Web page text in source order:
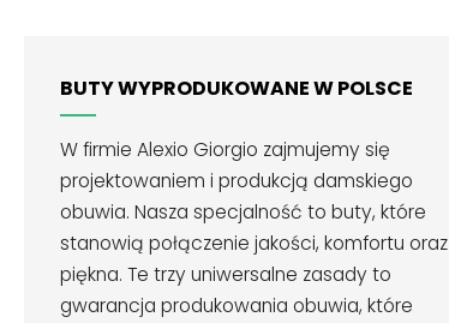
BUTY WYPRODUKOWANE W POLSCE
W firmie Alexio Giorgio zajmujemy się
projektowaniem i produkcją damskiego
obuwia. Nasza specjalność to buty, które
stanowią połączenie jakości, komfortu oraz
piękna. Te trzy uniwersalne zasady to
gwarancja produkowania obuwia, które